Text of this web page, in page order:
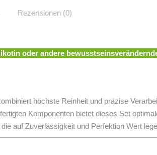
Rezensionen (0)
oder andere
höchste Reinheit und präzise
Komponenten bietet dieses Set
auf Zuverlässigkeit und Perfektion Wert